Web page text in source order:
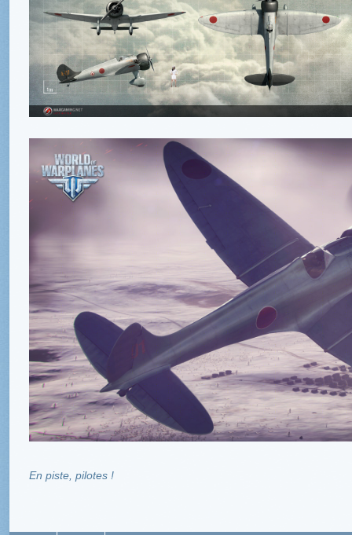
En piste, pilotes !